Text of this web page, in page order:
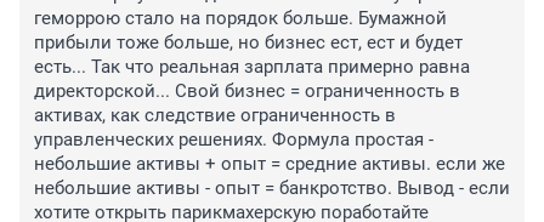
геморрою стало на порядок больше. Бумажной
прибыли тоже больше, но бизнес ест, ест и будет
есть... Так что реальная зарплата примерно равна
директорской... Свой бизнес = ограниченность в
активах, как следствие ограниченность в
управленческих решениях. Формула простая -
небольшие активы + опыт = средние активы. если же
небольшие активы - опыт = банкротство. Вывод - если
хотите открыть парикмахерскую поработайте